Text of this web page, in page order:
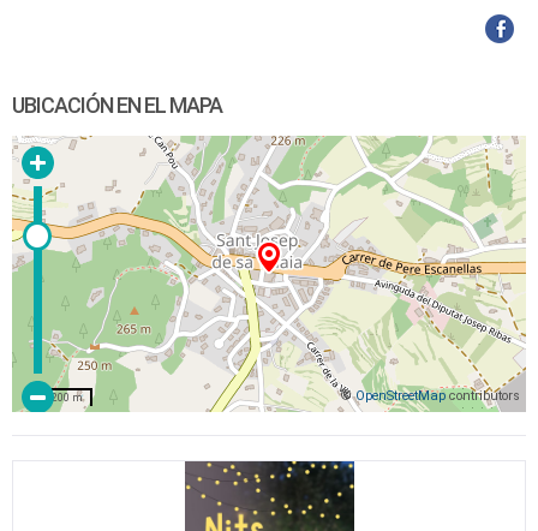
UBICACIÓN EN EL MAPA
©OpenStreetMap contributors
200 m